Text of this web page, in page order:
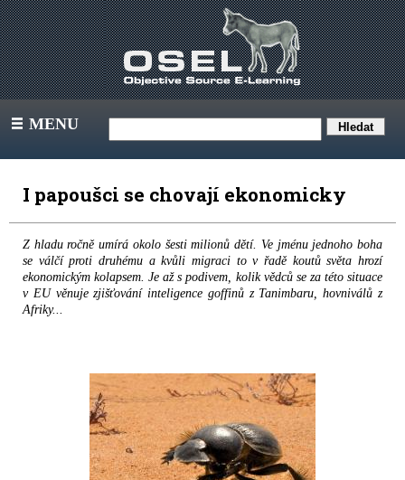
III MENU
I papoušci se chovají ekonomicky
Z hladu ročně umírá okolo šesti milionů dětí. Ve jménu jednoho boha
se válčí proti druhému a kvůli migraci to v řadě koutů světa hrozí
ekonomickým kolapsem. Je až s podivem, kolik vědců se za této situace
v EU věnuje zjišťování inteligence goffinů z Tanimbaru, hovniválů z
Afriky...